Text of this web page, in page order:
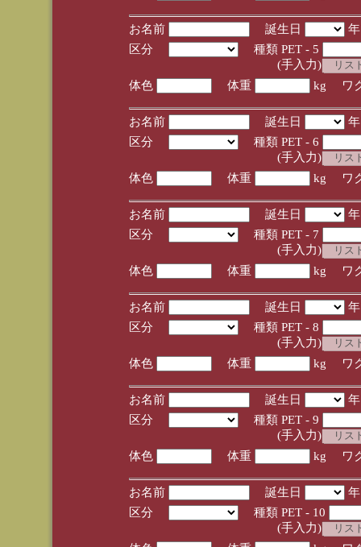
お名前 誕生日
区分
種類 PET - 5
(手入力)
体色
体重 kg ワ
お名前 誕生日
区分
種類 PET - 6
(手入力)
体色
体重 kg ワ
お名前 誕生日
区分
種類 PET - 7
(手入力)
体色
体重 kg ワ
お名前 誕生日
区分
種類 PET - 8
(手入力)
体色
体重 kg ワ
お名前 誕生日
区分
種類 PET - 9
(手入力)
体色
体重 kg ワ
お名前 誕生日
区分
種類 PET - 10
(手入力)